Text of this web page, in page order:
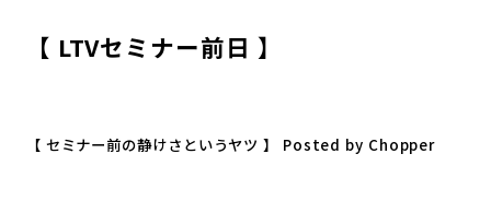
【 LTVセミナー前日 】
【 セミナー前の静けさというヤツ 】 Posted by Chopper